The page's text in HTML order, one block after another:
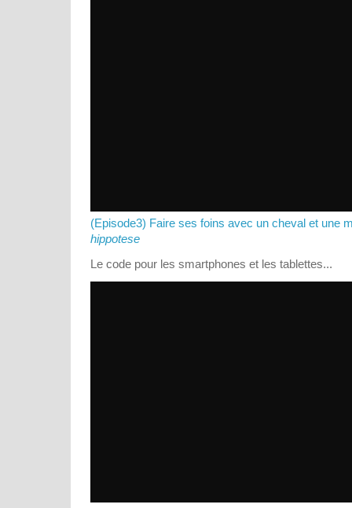
(Episode3) Faire ses foins avec un cheval et une
hippotese
Le code pour les smartphones et les tablettes...